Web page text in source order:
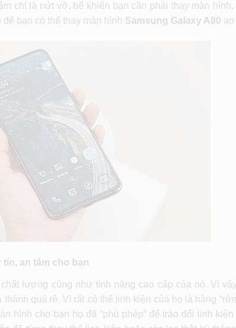
chí là nứt vỡ, bể khiến bạn cần phải thay màn hình.
bạn có thể thay màn hình Samsung Galaxy A80 an
an tâm cho bạn
lượng cũng như tính năng cao cấp của nó. Vì
thành quá rẻ. Vì rất có thể linh kiện của họ là hàng
hình cho bạn họ đã “phù phép” để tráo đổi linh